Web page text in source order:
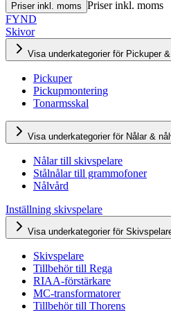
Priser inkl. moms Priser inkl. moms
FYND
Skivor
Visa underkategorier för Pickuper
Pickuper
Pickupmontering
Tonarmsskal
Visa underkategorier för Nålar &
Nålar till skivspelare
Stålnålar till grammofoner
Nålvård
Inställning skivspelare
Visa underkategorier för
Skivspelare
Tillbehör till Rega
RIAA-förstärkare
MC-transformatorer
Tillbehör till Thorens